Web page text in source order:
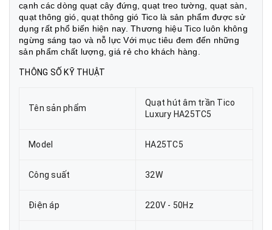
cạnh các dòng quạt cây đứng, quạt treo tường, quạt sàn,
quạt thông gió, quạt thông gió Tico là sản phẩm được sử
dụng rất phổ biến hiện nay. Thương hiệu Tico luôn không
ngừng sáng tạo và nỗ lực Với mục tiêu đem đến những
sản phẩm chất lượng, giá rẻ cho khách hàng.
THÔNG SỐ KỸ THUẬT
Tên sản phẩm
Quạt hút âm trần Tico
Luxury HA25TC5
Model HA25TC5
Công suất 32W
Điện áp 220V - 50Hz